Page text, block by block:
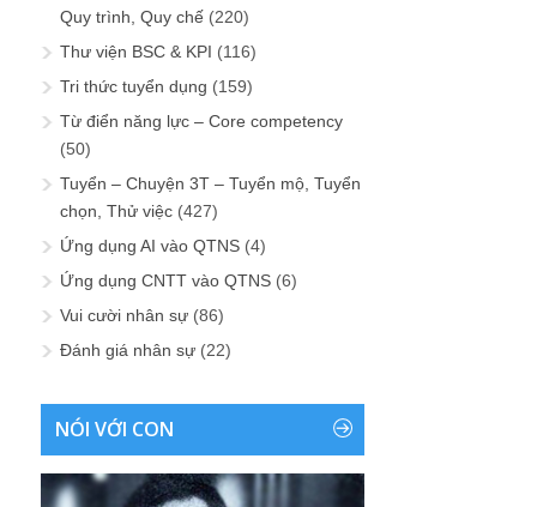
Quy trình, Quy chế (220)
Thư viện BSC & KPI (116)
Tri thức tuyển dụng (159)
Từ điển năng lực – Core competency
(50)
Tuyển – Chuyện 3T – Tuyển mộ, Tuyển
chọn, Thử việc (427)
Ứng dụng AI vào QTNS (4)
Ứng dụng CNTT vào QTNS (6)
Vui cười nhân sự (86)
Đánh giá nhân sự (22)
NÓI VỚI CON